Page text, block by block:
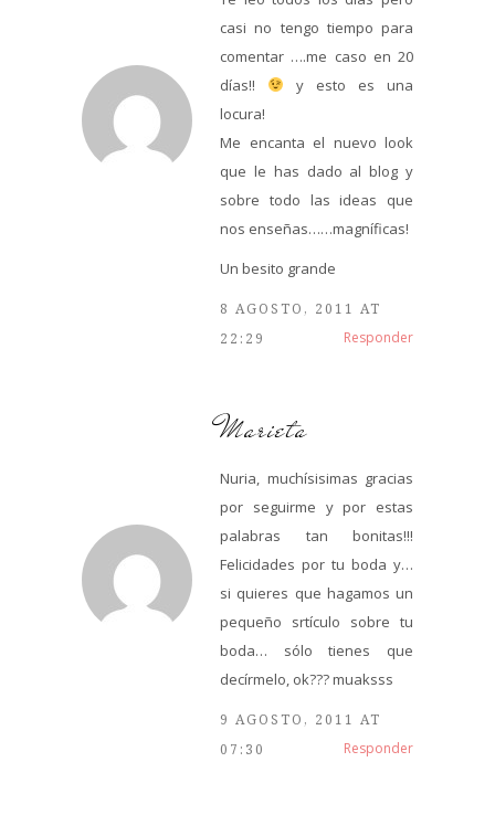
casi no tengo tiempo para
comentar ….me caso en 20
días!!
y esto es una
locura!
Me encanta el nuevo look
que le has dado al blog y
sobre todo las ideas que
nos enseñas……magníficas!
Un besito grande
8 AGOSTO, 2011 AT
22:29
Responder
Marieta
Nuria, muchísisimas gracias
por seguirme y por estas
palabras tan bonitas!!!
Felicidades por tu boda y…
si quieres que hagamos un
pequeño srtículo sobre tu
boda… sólo tienes que
decírmelo, ok??? muaksss
9 AGOSTO, 2011 AT
07:30
Responder